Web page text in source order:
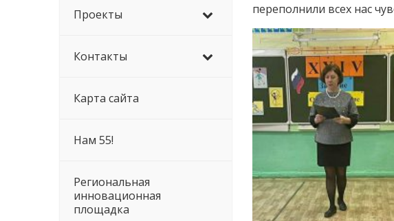
Проекты
Контакты
Карта сайта
Нам 55!
Региональная
инновационная
площадка
переполнили всех нас